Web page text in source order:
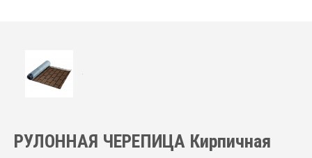
РУЛОННАЯ ЧЕРЕПИЦА Кирпичная